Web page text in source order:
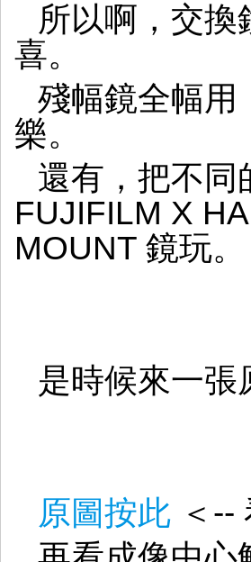
所以啊，交
喜。
殘幅鏡全幅用
樂。
還有，把不同
FUJIFILM X
MOUNT 鏡玩。
是時候來一張
原圖按此 ＜--